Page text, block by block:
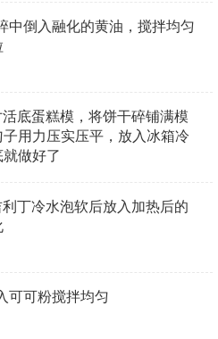
中倒入融化的黄油，搅拌均匀
底蛋糕模，将饼干碎铺满模
子用力压实压平，放入冰箱冷
做好了
利丁冷水泡软后放入加热后的
可可粉搅拌均匀